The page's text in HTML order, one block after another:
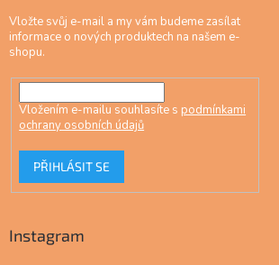
Vložte svůj e-mail a my vám budeme zasílat
informace o nových produktech na našem e-
shopu.
Vložením e-mailu souhlasíte s podmínkami
ochrany osobních údajů
PŘIHLÁSIT SE
Instagram